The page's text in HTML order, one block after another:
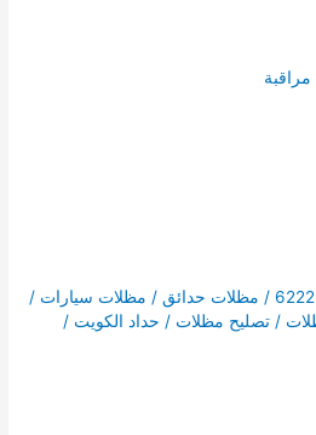
حداد مظلات بالكويت / 62223997 / مظلات حدائق / مظلات سيارات /
/ تصليح مظلات / حداد الكويت /